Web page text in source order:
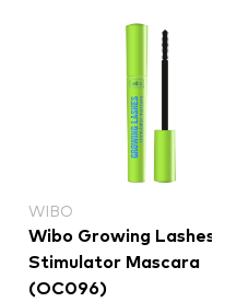
WIBO
Wibo Growing Lashes
Stimulator Mascara
(OC096)